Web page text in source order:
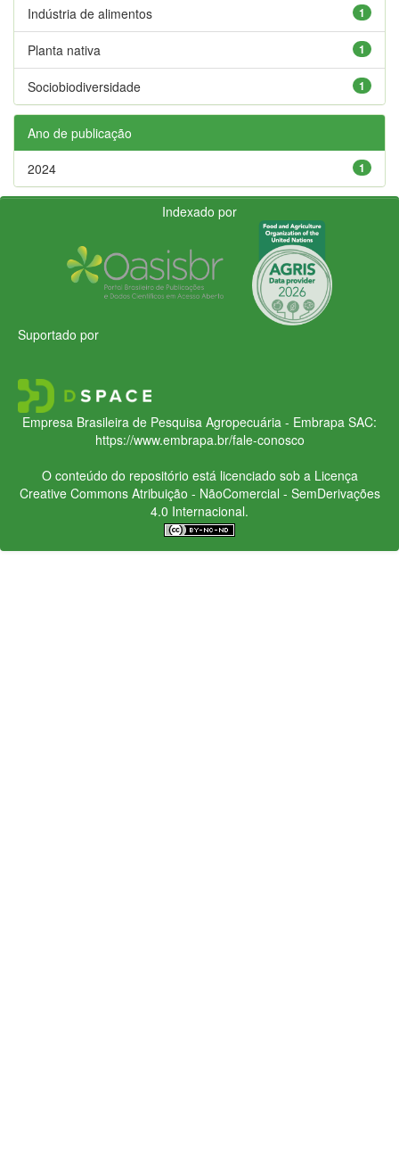
1
Indústria de alimentos
1
Planta nativa
1
Sociobiodiversidade
Ano de publicação
1
2024
Indexado por
Suportado por
Empresa Brasileira de Pesquisa Agropecuária - Embrapa SAC:
https://www.embrapa.br/fale-conosco
O conteúdo do repositório está licenciado sob a Licença
Creative CommonsAtribuição - NãoComercial - SemDerivações
4.0 Internacional.